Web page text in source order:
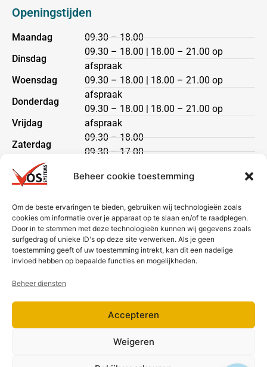
Beheer cookie toestemming
Om de beste ervaringen te bieden, gebruiken wij technologieën zoals
cookies om informatie over je apparaat op te slaan en/of te raadplegen.
Door in te stemmen met deze technologieën kunnen wij gegevens zoals
surfgedrag of unieke ID's op deze site verwerken. Als je geen
toestemming geeft of uw toestemming intrekt, kan dit een nadelige
invloed hebben op bepaalde functies en mogelijkheden.
Beheer diensten
Accepteren
Weigeren
Openingstijden
Maandag
Dinsdag
Woensdag
Donderdag
Vrijdag
Zaterdag
Zondag
09.30 – 18.00
09.30 – 18.00 | 18.00 – 21.00 op
afspraak
09.30 – 18.00 | 18.00 – 21.00 op
afspraak
09.30 – 18.00 | 18.00 – 21.00 op
afspraak
09.30 – 18.00
09.30 – 17.00
Heeft u een vraag?
Neem dan contact met ons op via telefoon of mail.
Bezorging & betaling